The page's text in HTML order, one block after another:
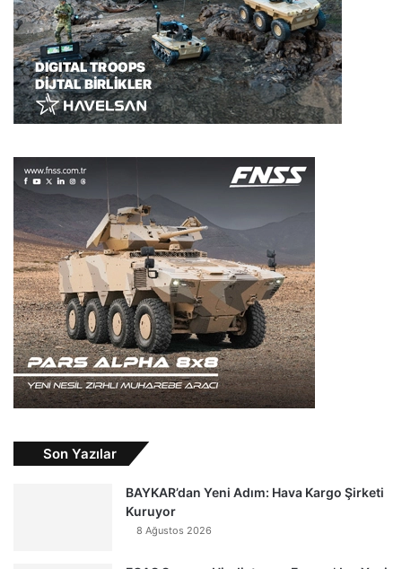
Son Yazılar
BAYKAR’dan Yeni Adım: Hava Kargo Şirketi
Kuruyor
8 Ağustos 2026